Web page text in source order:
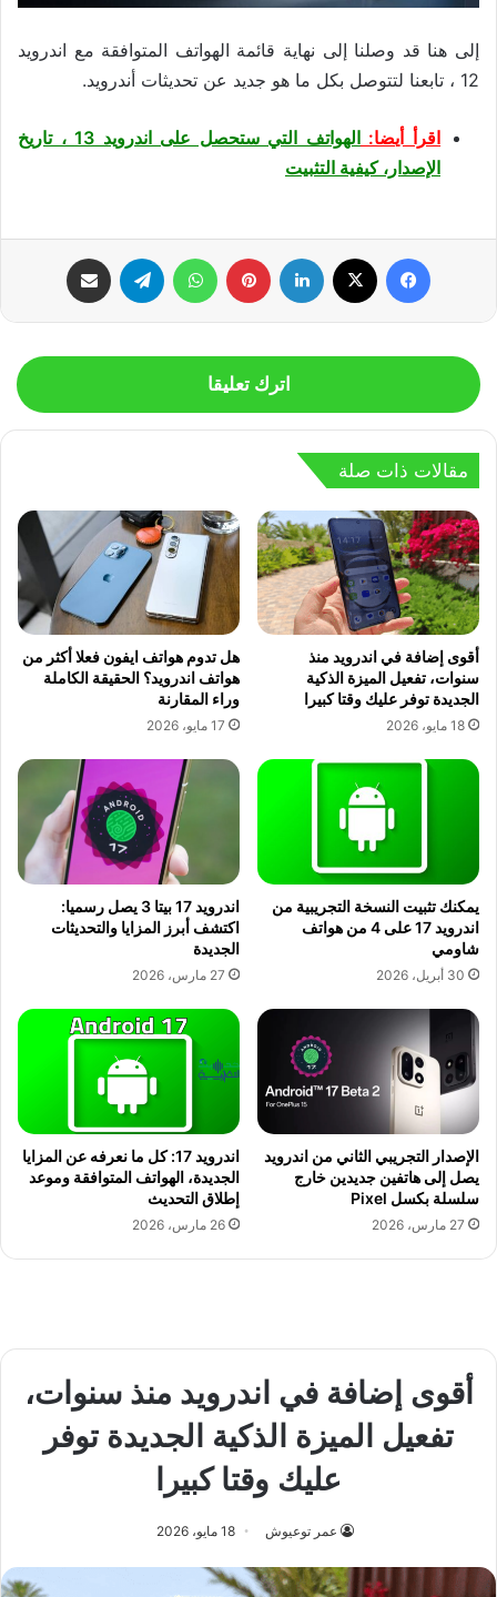
إلى هنا قد وصلنا إلى نهاية قائمة الهواتف المتوافقة مع اندرويد
12 ، تابعنا لتتوصل بكل ما هو جديد عن تحديثات أندرويد.
اقرأ أيضا:
الهواتف التي ستحصل على اندرويد 13 ، تاريخ
الإصدار، كيفية التثبيت
اترك تعليقا
مقالات ذات صلة
أقوى إضافة في اندرويد منذ
سنوات، تفعيل الميزة الذكية
الجديدة توفر عليك وقتا كبيرا
18 مايو، 2026
هل تدوم هواتف ايفون فعلا أكثر من
هواتف اندرويد؟ الحقيقة الكاملة
وراء المقارنة
17 مايو، 2026
يمكنك تثبيت النسخة التجريبية من
اندرويد 17 على 4 من هواتف
شاومي
30 أبريل، 2026
اندرويد 17 بيتا 3 يصل رسميا:
اكتشف أبرز المزايا والتحديثات
الجديدة
27 مارس، 2026
الإصدار التجريبي الثاني من اندرويد
يصل إلى هاتفين جديدين خارج
سلسلة بكسل Pixel
27 مارس، 2026
اندرويد 17: كل ما نعرفه عن المزايا
الجديدة، الهواتف المتوافقة وموعد
إطلاق التحديث
26 مارس، 2026